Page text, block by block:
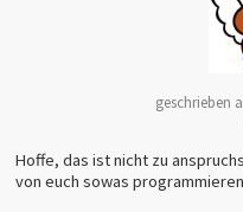
geschrieben
Hoffe, das ist nicht zu
von euch sowas